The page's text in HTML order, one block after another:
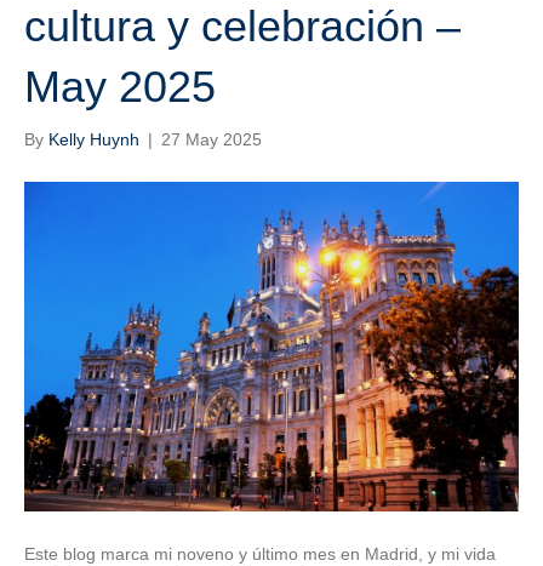
cultura y celebración –
May 2025
By Kelly Huynh | 27 May 2025
Este blog marca mi noveno y último mes en Madrid, y mi vida